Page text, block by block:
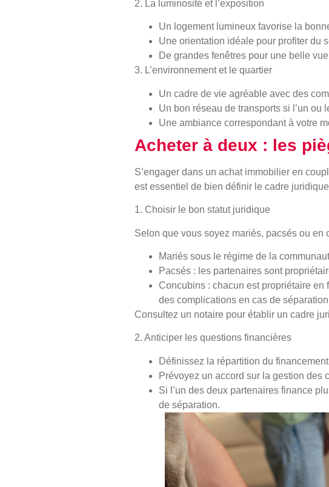
2. La luminosité et l’exposition
Un logement lumineux favorise la
Une orientation idéale pour profiter du
De grandes fenêtres pour une belle
3. L’environnement et le quartier
Un cadre de vie agréable avec des
Un bon réseau de transports si l’un
Une ambiance correspondant à votre
Acheter à deux : les
S’engager dans un achat immobilier en
est essentiel de bien définir le cadre
1. Choisir le bon statut juridique
Selon que vous soyez mariés, pacsés ou
Mariés sous le régime de la
Pacsés : les partenaires sont
Concubins : chacun est propriétaire en
des complications en cas de
Consultez un notaire pour établir un cadre
2. Anticiper les questions financières
Définissez la répartition du
Prévoyez un accord sur la gestion des
Si l’un des deux partenaires finance
de séparation.